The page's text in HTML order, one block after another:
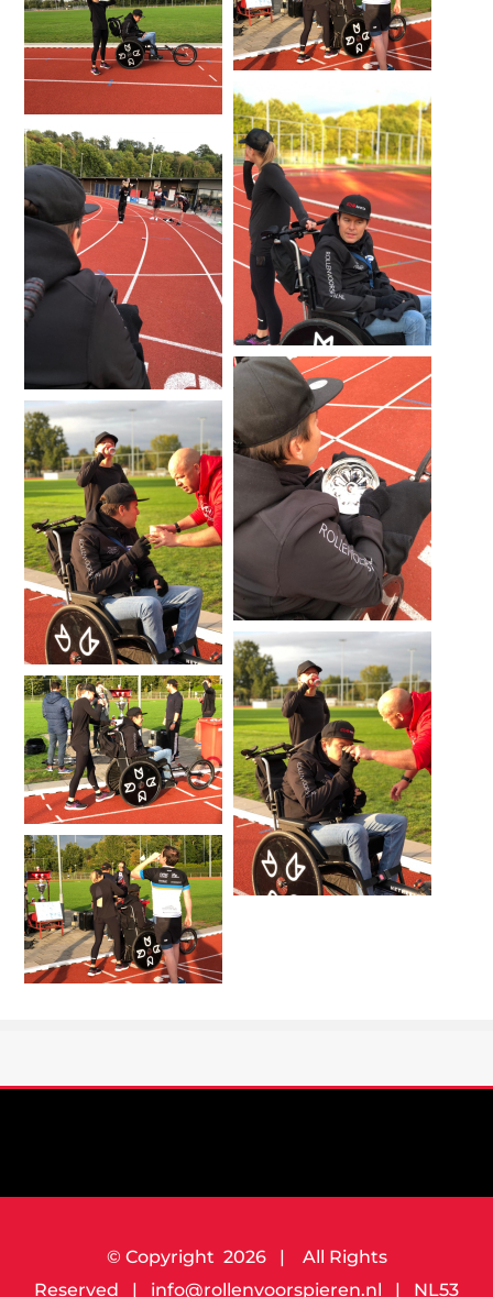
© Copyright 2026 | All Rights
Reserved | info@rollenvoorspieren.nl | NL53